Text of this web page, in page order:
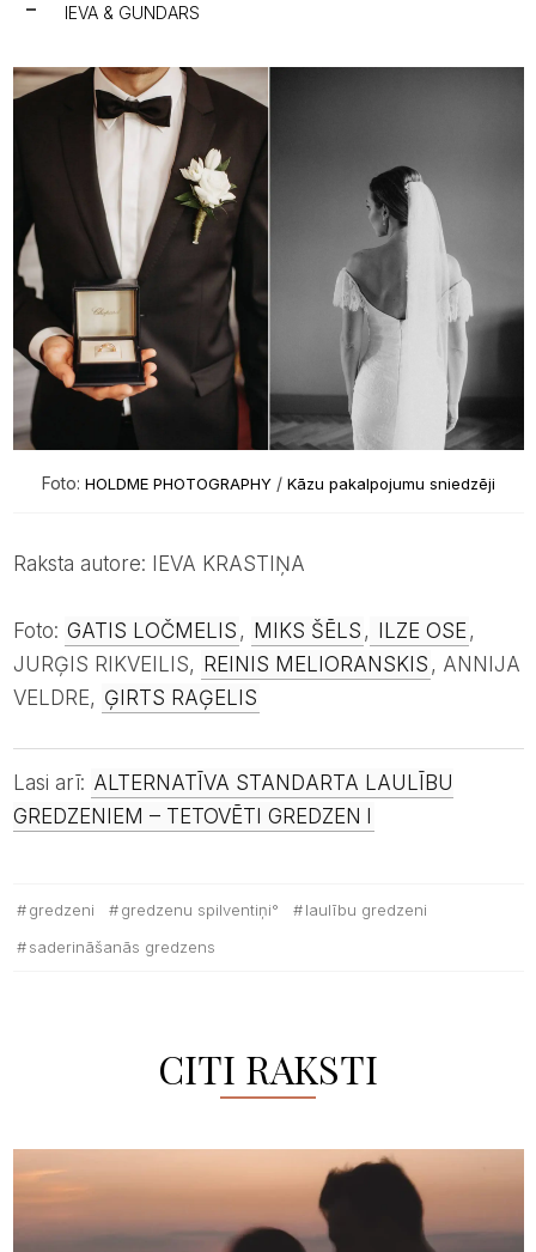
IEVA & GUNDARS
Foto: HOLDME PHOTOGRAPHY/ Kāzu pakalpojumu sniedzēji
Raksta autore: IEVA KRASTIŅA
Foto: GATIS LOČMELIS , MIKS ŠĒLS , ILZE OSE,
JURĢIS RIKVEILIS, REINIS MELIORANSKIS , ANNIJA
VELDRE, ĢIRTS RAĢELIS
Lasi arī: ALTERNATĪVA STANDARTA LAULĪBU
GREDZENIEM – TETOVĒTI GREDZEN
gredzeni gredzenu spilventiņi°
laulību gredzeni
saderināšanās gredzens
CITI RAKSTI